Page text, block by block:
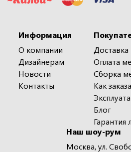
Информация
О компании
Дизайнерам
Новости
Контакты
Оплата
Сборка
Как
Блог
Наш шоу-рум
Москва, ул.